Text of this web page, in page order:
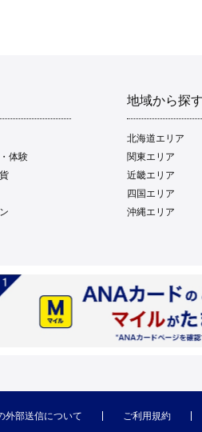
体験
地域から探す
北海道エリア
関東エリア
近畿エリア
四国エリア
沖縄エリア
外部送信について ご利用規約